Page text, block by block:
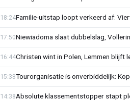
Familie-uitstap loopt verkeerd af:
18:24
Niewiadoma slaat dubbelslag,
17:50
Christen wint in Polen, Lemmen blijft
16:44
Tourorganisatie is onverbiddelijk:
15:33
Absolute klassementstopper stapt
14:38